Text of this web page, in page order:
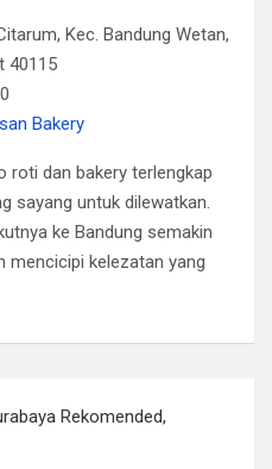
Kec. Bandung Wetan,
40115
Bakery
roti dan bakery terlengkap
sayang untuk dilewatkan.
ke Bandung semakin
mencicipi kelezatan yang
Rekomended,